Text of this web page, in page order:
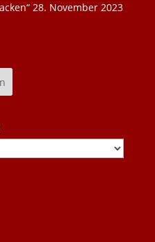
28. November 2023